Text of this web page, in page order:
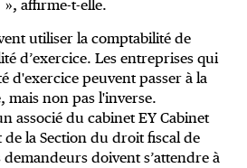
affirme-t-elle.
utiliser la comptabilité de
d’exercice. Les entreprises qui
d'exercice peuvent passer à la
mais non pas l'inverse.
associé du cabinet EY Cabinet
de la Section du droit fiscal de
demandeurs doivent s’attendre à